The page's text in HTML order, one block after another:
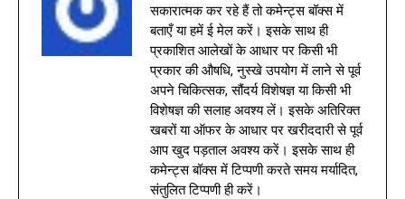
सकारात्मक कर रहे हैं तो कमेन्ट्स बॉक्स में
बताएँ या हमें ई मेल करें। इसके साथ ही
प्रकाशित आलेखों के आधार पर किसी भी
प्रकार की औषधि, नुस्खे उपयोग में लाने से पूर्व
अपने चिकित्सक, सौंदर्य विशेषज्ञ या किसी भी
विशेषज्ञ की सलाह अवश्य लें। इसके अतिरिक्त
खबरों या ऑफर के आधार पर खरीददारी से पूर्व
आप खुद पड़ताल अवश्य करें। इसके साथ ही
कमेन्ट्स बॉक्स में टिप्पणी करते समय मर्यादित,
संतुलित टिप्पणी ही करें।